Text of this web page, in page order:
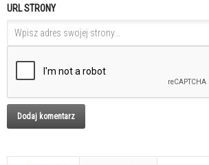
URL STRONY